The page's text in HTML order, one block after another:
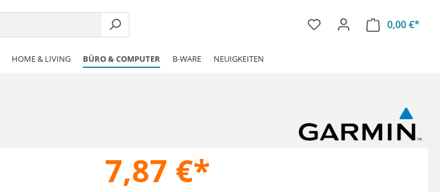
0,00 €*
HOME & LIVING BÜRO & COMPUTER B-WARE NEUIGKEITEN
7,87 €*